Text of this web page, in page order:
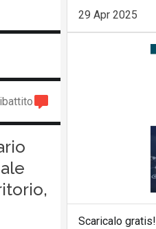
29 Apr 2025
Scaricalo gratis!